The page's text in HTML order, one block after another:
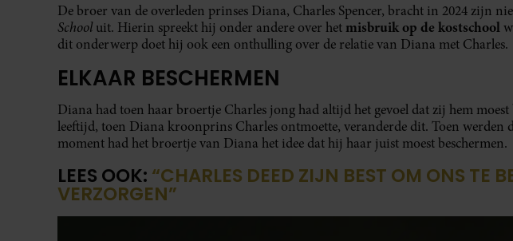
De broer van de overleden prinses Diana, Charles Spencer, bracht in 2024 zijn
Schooluit. Hierin spreekt hij onder andere over het misbruik op de kostschool
dit onderwerp doet hij ook een onthulling over de relatie van Diana met Charles.
ELKAAR BESCHERMEN
Diana had toen haar broertje Charles jong had altijd het gevoel dat zij hem moest
leeftijd, toen Diana kroonprins Charles ontmoette, veranderde dit. Toen werden
moment had het broertje van Diana het idee dat hij haar juist moest beschermen.
LEES OOK: “CHARLES DEED ZIJN BEST OM ONS TE
VERZORGEN”